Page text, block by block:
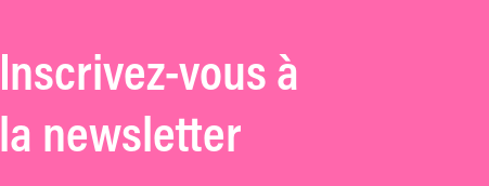
Inscrivez-vous à
la newsletter